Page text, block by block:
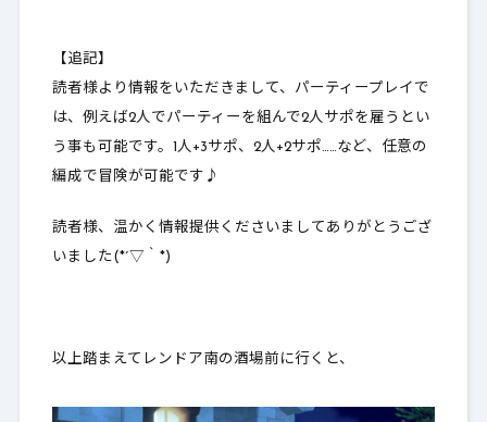
【追記】
読者様より情報をいただきまして、パーティープレイで
は、例えば2人でパーティーを組んで2人サポを雇うとい
う事も可能です。1人+3サポ、2人+2サポ……など、任意の
編成で冒険が可能です♪
読者様、温かく情報提供くださいましてありがとうござ
いました(*´▽｀*)
以上踏まえてレンドア南の酒場前に行くと、